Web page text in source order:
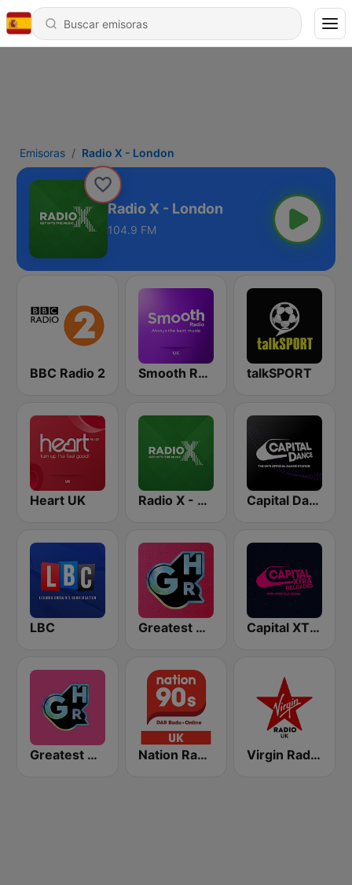
Emisoras Radio X - London
Radio X - London
104.9 FM
BBC Radio 2 Smooth Radio UK talkSPORT
Heart UK Radio X - Manchester Capital Dance
LBC Greatest Hits Radio Capital XTRA Reloaded
Greatest Hits Radio South Coast Nation Radio 90s Virgin Radio UK